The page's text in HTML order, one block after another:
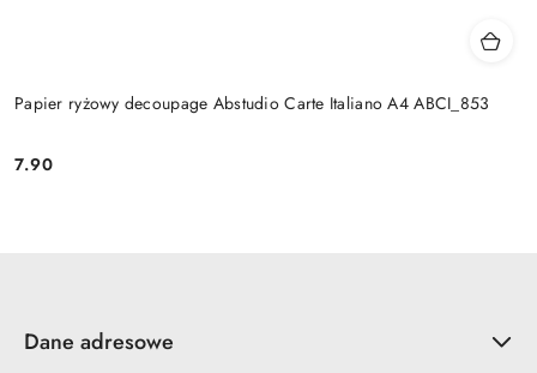
Papier ryżowy decoupage Abstudio Carte Italiano A4 ABCI_853
Cena:
7.90
Dane adresowe